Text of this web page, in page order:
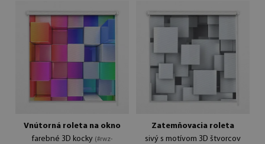
Vnútorná roleta na okno
farebné 3D kocky (#rwz-
Zatemňovacia roleta
sivý s motívom 3D štvorcov